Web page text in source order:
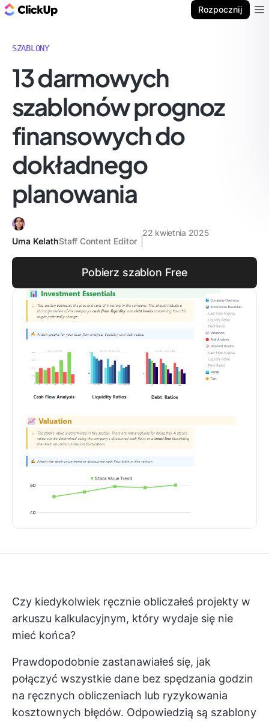
Rozpocznij
SZABLONY
13 darmowych
szablonów prognoz
finansowych do
dokładnego
planowania
Uma KelathStaff Content Editor
22 kwietnia 2025
Pobierz szablon Free
Czy kiedykolwiek ręcznie obliczałeś projekty w
arkuszu kalkulacyjnym, który wydaje się nie
mieć końca?
Prawdopodobnie zastanawiałeś się, jak
połączyć wszystkie dane bez spędzania godzin
na ręcznych obliczeniach lub ryzykowania
kosztownych błędów. Odpowiedzią są szablony